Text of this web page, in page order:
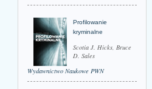
Profilowanie
kryminalne
Scotia J. Hicks, Bruce
D. Sales
Wydawnictwo Naukowe PWN